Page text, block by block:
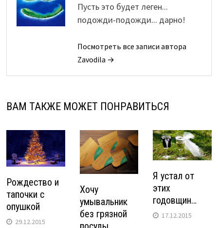
Пусть это будет леген...
подожди-подожди... дарно!
Посмотреть все записи автора
Zavodila →
ВАМ ТАКЖЕ МОЖЕТ ПОНРАВИТЬСЯ
Рождество и
тапочки с
опушкой
29.12.2015
Хочу
умывальник
без грязной
Я устал от
этих
годовщин…
17.12.2015